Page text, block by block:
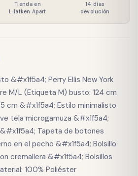
Tienda en
Lilafken Apart
14 días
devolución
&#x1f5a4; Perry Ellis New York
M/L (Etiqueta M) busto: 124 cm
cm &#x1f5a4; Estilo minimalisto
tela microgamuza &#x1f5a4;
Tapeta de botones
en el pecho &#x1f5a4; Bolsillo
cremallera &#x1f5a4; Bolsillos
100% Poliéster